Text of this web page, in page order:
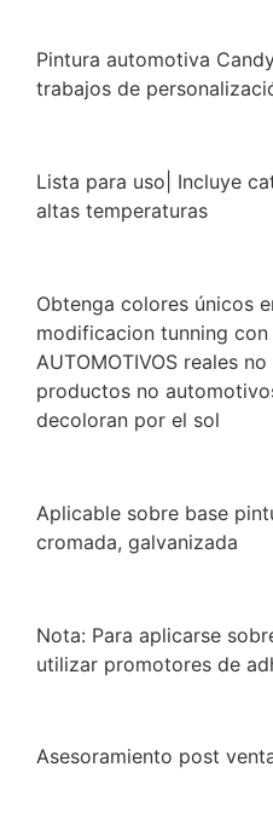
Pintura automotiva
trabajos de
Lista para uso| Incluye
altas temperaturas
Obtenga colores únicos
modificacion tunning con
AUTOMOTIVOS reales
productos no
decoloran por el sol
Aplicable sobre base
cromada, galvanizada
Nota: Para aplicarse
utilizar promotores de
Asesoramiento post